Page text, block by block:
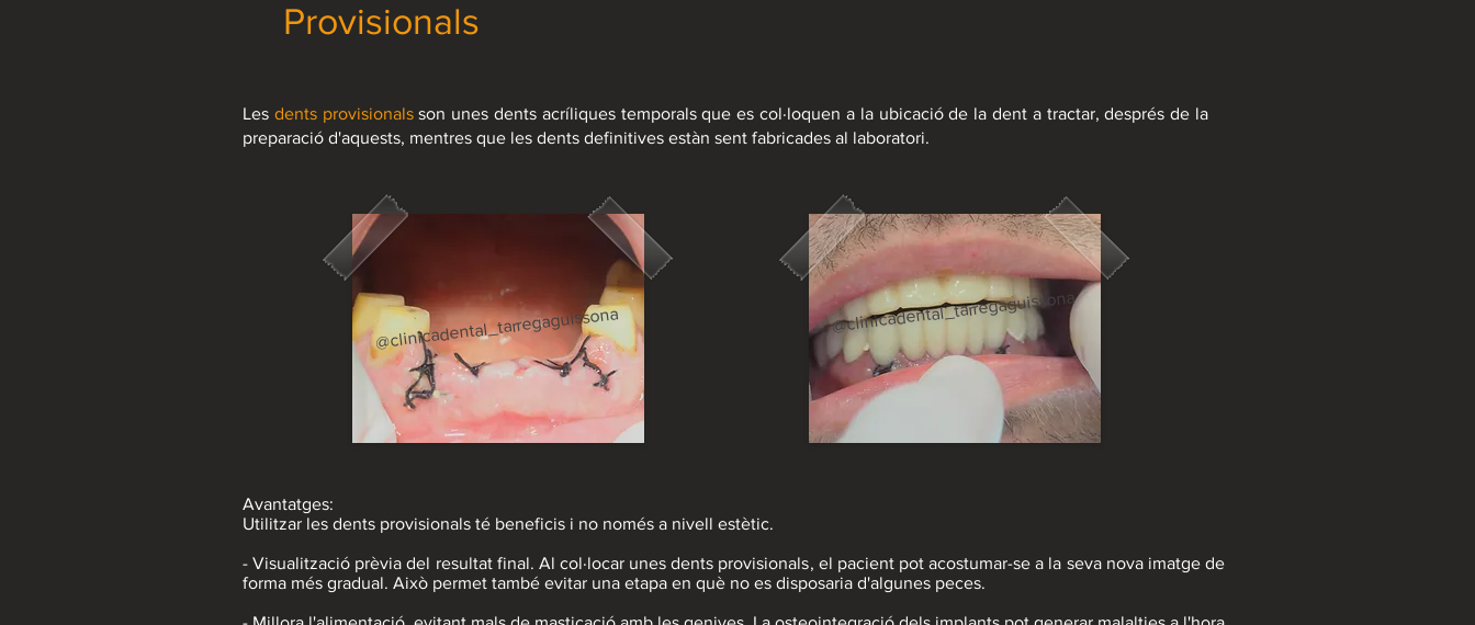
Provisionals
Les dents provisionalsson unes dents acríliques temporals que es col·loquen a la ubicació de la dent a tractar, després de la
preparació d'aquests, mentres que les dents definitives estàn sent fabricades al laboratori.
@clinicadental_tarregaguissona @clinicadental_tarregaguissona
Avantatges:
Utilitzar les dents provisionals té beneficis i no només a nivell estètic.
- Visualització prèvia del resultat final. Al col·locar unes dents provisionals, el pacient pot acostumar-se a la seva nova imatge de
forma més gradual. Això permet també evitar una etapa en què no es disposaria d'algunes peces.